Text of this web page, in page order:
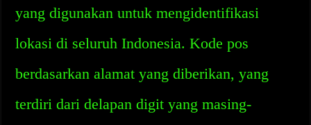
yang digunakan untuk mengidentifikasi
lokasi di seluruh Indonesia. Kode pos
berdasarkan alamat yang diberikan, yang
terdiri dari delapan digit yang masing-